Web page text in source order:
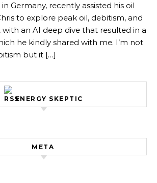
Germany, recently assisted his oil
to explore peak oil, debitism, and
with an AI deep dive that resulted in a
he kindly shared with me. I’m not
but it […]
ENERGY SKEPTIC
META